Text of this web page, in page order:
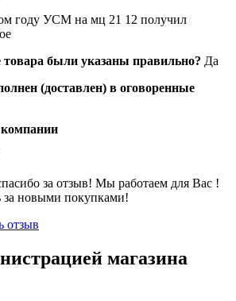
году УСМ на мц 21 12 получил
товара были указаны правильно? Да
(доставлен) в оговоренные
за отзыв! Мы работаем для Вас !
за новыми покупками!
отзыв
магазина